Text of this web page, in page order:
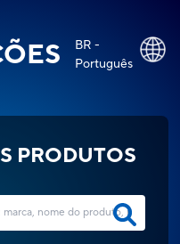
BR -
Português
PRODUTOS